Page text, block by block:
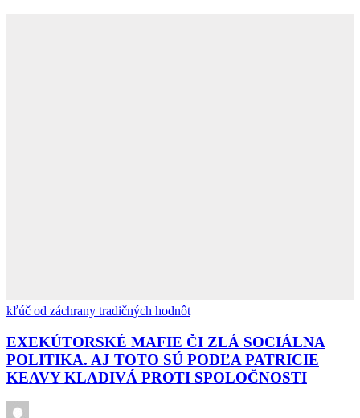
kľúč od záchrany tradičných hodnôt
EXEKÚTORSKÉ MAFIE ČI ZLÁ SOCIÁLNA
POLITIKA. AJ TOTO SÚ PODĽA PATRICIE
KEAVY KLADIVÁ PROTI SPOLOČNOSTI